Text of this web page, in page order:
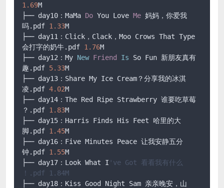
1.69M
├── day10：MaMa Do You Love Me 妈妈，你爱我
吗.pdf 1.33M
├── day11：Click，Clack，Moo Crows That Type
会打字的奶牛.pdf 1.76M
├── day12：My New Friend Is So Fun 新朋友真有
趣.pdf 5.33M
├── day13：Share My Ice Cream？分享我的冰淇
凌.pdf 4.02M
├── day14：The Red Ripe Strawberry 谁要吃草莓
？.pdf 1.83M
├── day15：Harris Finds His Feet 哈里的大
脚.pdf 1.45M
├── day16：Five Minutes Peace 让我安静五分
钟.pdf 1.55M
├── day17：Look What I 've Got 看看我有什么
！.pdf 1.84M
├── day18：Kiss Good Night Sam 亲亲晚安，山